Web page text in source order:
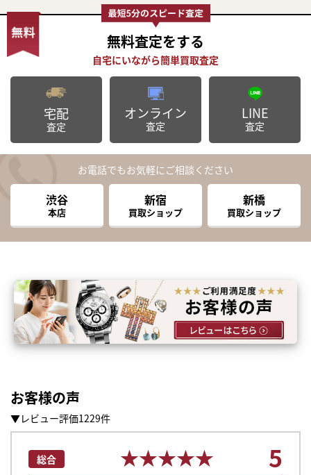
無料査定をする
宅配
査定
オンライン
査定
LINE
査定
お電話でもお気軽にご相談ください
渋谷
本店
新宿
買取ショップ
新橋
買取ショップ
お客様の声
▼レビュー評価1229件
総合 ★★★★★
★★★★★ 5